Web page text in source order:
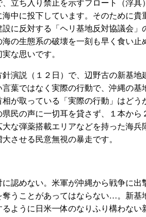
立ち入り禁止を示すフロート（浮具
中に投下しています。そのために貴
に反対する「ヘリ基地反対協議会」
の生態系の破壊を一刻も早く食い止
な思いです。
演説（１２日）で、辺野古の新基地
葉ではなく実際の行動で、沖縄の基
が取っている「実際の行動」はど
民の声に一切耳を貸さず、１本から
な弾薬搭載エリアなどを持った海兵
させる民意無視の暴走です。
認めない。米軍が沖縄から戦争に出
うことがあってはならない…。新基
ように日米一体のなりふり構わない